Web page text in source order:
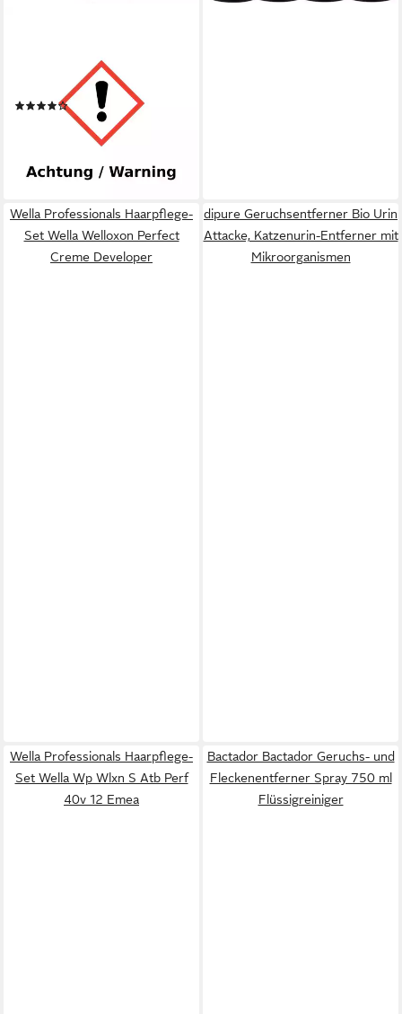
Spray, Katzen Fernhalte Spray
500 ml, 500 ml
(8)
UVP11,95 €
lieferbar - in 2-3 Werktagen bei dir
Wella Professionals Haarpflege-
Set Wella Welloxon Perfect
Creme Developer
dipure Geruchsentferner Bio Urin
Attacke, Katzenurin-Entferner mit
Mikroorganismen
Wella Professionals Haarpflege-
Set Wella Wp Wlxn S Atb Perf
40v 12 Emea
Bactador Bactador Geruchs- und
Fleckenentferner Spray 750 ml
Flüssigreiniger